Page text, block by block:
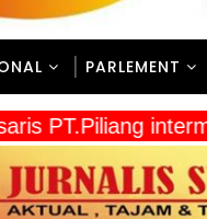
PARLEMENT
PT.Piliang